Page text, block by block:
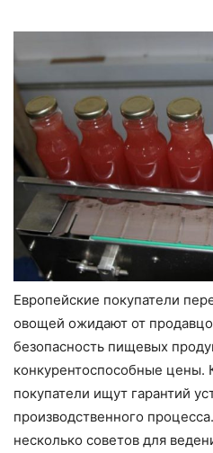
Европейские покупатели
овощей ожидают от
безопасность пищевых
конкурентоспособные цены.
покупатели ищут гарантий
производственного
несколько советов для